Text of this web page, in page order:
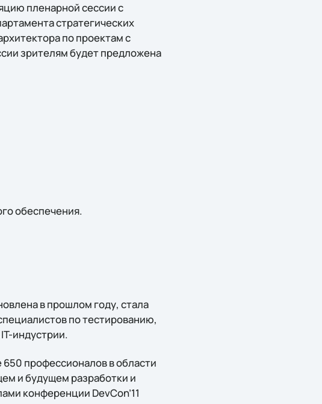
пленарной сессии с
стратегических
по проектам с
зрителям будет предложена
обеспечения.
в прошлом году, стала
по тестированию,
индустрии.
650 профессионалов в области
и будущем разработки и
конференции DevCon’11